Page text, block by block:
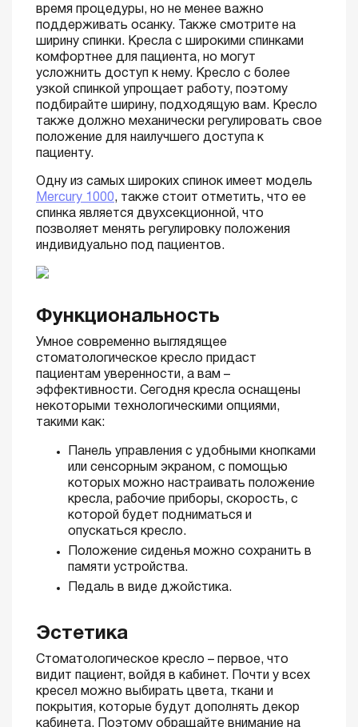
время процедуры, но не менее важно
поддерживать осанку. Также смотрите на
ширину спинки. Кресла с широкими спинками
комфортнее для пациента, но могут
усложнить доступ к нему. Кресло с более
узкой спинкой упрощает работу, поэтому
подбирайте ширину, подходящую вам. Кресло
также должно механически регулировать свое
положение для наилучшего доступа к
пациенту.
Одну из самых широких спинок имеет модель
Mercury 1000, также стоит отметить, что ее
спинка является двухсекционной, что
позволяет менять регулировку положения
индивидуально под пациентов.
Функциональность
Умное современно выглядящее
стоматологическое кресло придаст
пациентам уверенности, а вам –
эффективности. Сегодня кресла оснащены
некоторыми технологическими опциями,
такими как:
Панель управления с удобными кнопками
или сенсорным экраном, с помощью
которых можно настраивать положение
кресла, рабочие приборы, скорость, с
которой будет подниматься и
опускаться кресло.
Положение сиденья можно сохранить в
памяти устройства.
Педаль в виде джойстика.
Эстетика
Стоматологическое кресло – первое, что
видит пациент, войдя в кабинет. Почти у всех
кресел можно выбирать цвета, ткани и
покрытия, которые будут дополнять декор
кабинета. Поэтому обращайте внимание на